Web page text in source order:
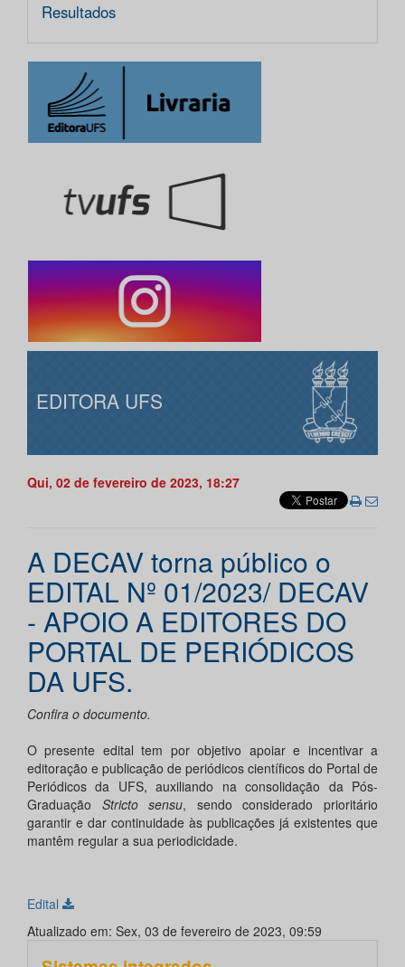
Resultados
EDITORA UFS
Qui, 02 de fevereiro de 2023, 18:27
A DECAV torna público o
EDITAL Nº 01/2023/ DECAV
- APOIO A EDITORES DO
PORTAL DE PERIÓDICOS
DA UFS.
Confira o documento.
O presente edital tem por objetivo apoiar e incentivar a
editoração e publicação de periódicos científicos do Portal de
Periódicos da UFS, auxiliando na consolidação da Pós-
Graduação Stricto sensu, sendo considerado prioritário
garantir e dar continuidade às publicações já existentes que
mantêm regular a sua periodicidade.
Edital
Atualizado em: Sex, 03 de fevereiro de 2023, 09:59